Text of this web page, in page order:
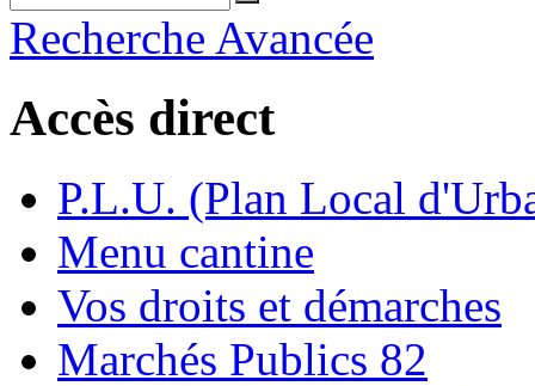
Recherche Avancée
Accès direct
P.L.U. (Plan Local
Menu cantine
Vos droits et démarches
Marchés Publics 82